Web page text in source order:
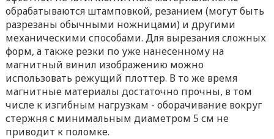
обрабатываются штамповкой, резанием (могут быть
разрезаны обычными ножницами) и другими
механическими способами. Для вырезания сложных
форм, а также резки по уже нанесенному на
магнитный винил изображению можно
использовать режущий плоттер. В то же время
магнитные материалы достаточно прочны, в том
числе к изгибным нагрузкам - оборачивание вокруг
стержня с минимальным диаметром 5 см не
приводит к поломке.